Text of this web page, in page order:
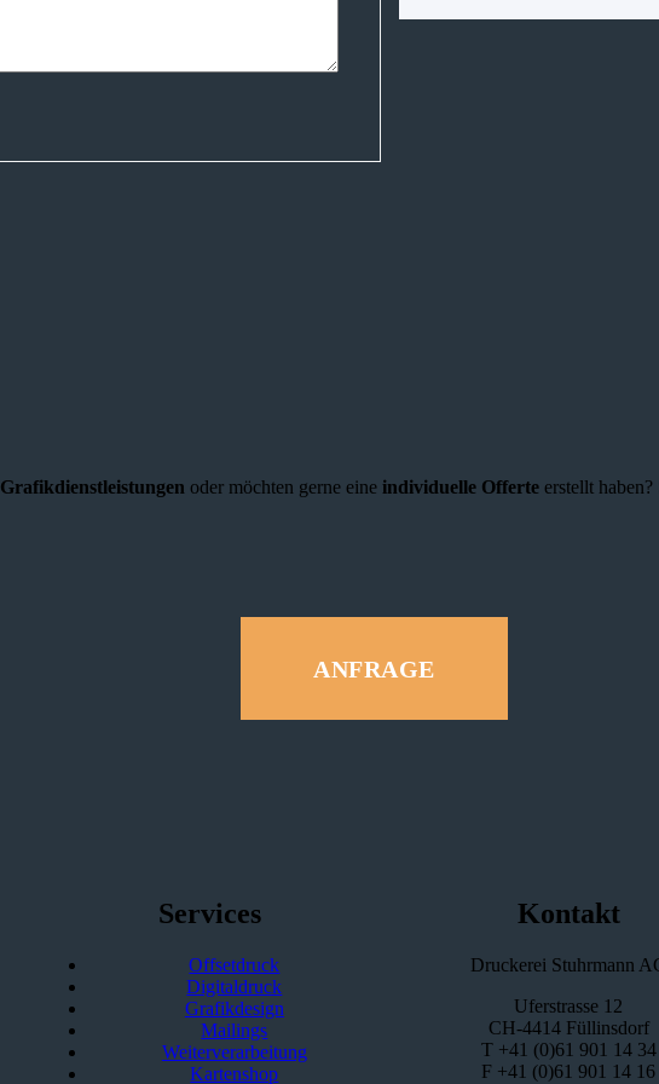
Grafikdienstleistungen oder möchten gerne eine individuelle Offerte erstellt
ANFRAGE
Services
Offsetdruck
Digitaldruck
Grafikdesign
Mailings
Weiterverarbeitung
Kartenshop
Kontakt
Druckerei Stuhrmann
Uferstrasse 12
CH-4414 Füllinsdorf
T +41 (0)61 901 14 34
F +41 (0)61 901 14 16